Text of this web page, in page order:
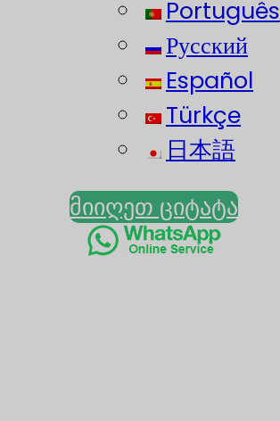
Português
Русский
Español
Türkçe
日本語
მიიღეთ ციტატა